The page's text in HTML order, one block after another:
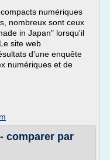
numériques
nombreux sont ceux
in Japan" lorsqu'il
site web
d'une enquête
numériques et de
comparer par